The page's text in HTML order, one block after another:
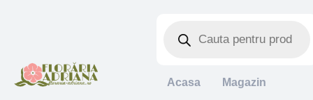
Acasa Magazin